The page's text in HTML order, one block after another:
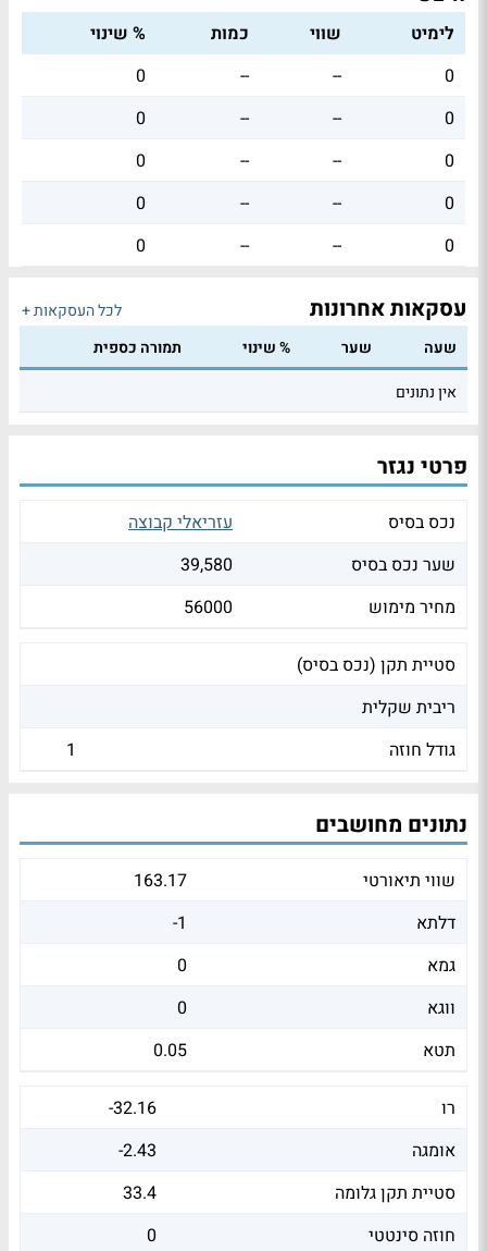
לימיט שווי כמות
% שינוי
0
--
--
0
0
--
--
0
0
--
--
0
0
--
--
0
0
--
--
0
עסקאות אחרונות
לכל העסקאות +
שעה
שער % שינוי
תמורה כספית
אין נתונים
פרטי נגזר
נכס בסיס
עזריאלי קבוצה
שער נכס בסיס
39,580
מחיר מימוש
56000
סטיית תקן (נכס בסיס)
ריבית שקלית
גודל חוזה
1
נתונים מחושבים
שווי תיאורטי
163.17
דלתא
-1
גמא
0
ווגא
0
תטא
0.05
רו
-32.16
אומגה
-2.43
סטיית תקן גלומה
33.4
חוזה סינטטי
0